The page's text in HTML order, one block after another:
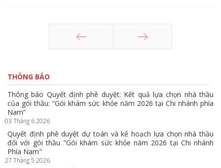
THÔNG BÁO
Thông báo Quyết định phê duyệt: Kết quả lựa chọn nhà thầu
của gói thầu: “Gói khám sức khỏe năm 2026 tại Chi nhánh phía
Nam”
03 Tháng 6 2026
Quyết định phê duyệt dự toán và kế hoạch lựa chọn nhà thầu
đối với gói thầu "Gói khám sức khỏe năm 2026 tại Chi nhánh
Phía Nam"
27 Tháng 5 2026